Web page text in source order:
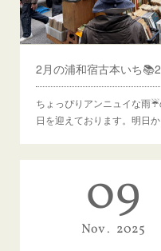
ちょっぴりアンニュイな雨☔
日を迎えております。明日か
09
Nov 2025